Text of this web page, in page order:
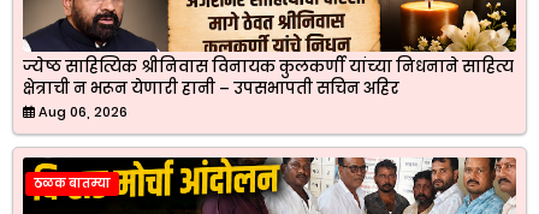
ज्येष्ठ साहित्यिक श्रीनिवास विनायक कुलकर्णी यांच्या निधनाने साहित्य
क्षेत्राची न भरून येणारी हानी – उपसभापती सचिन अहिर
Aug 06, 2026
ठळक बातम्या